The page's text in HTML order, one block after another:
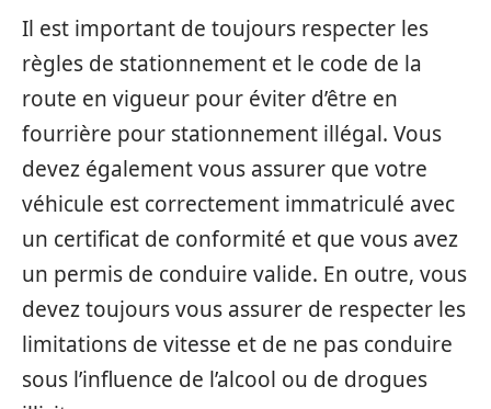
Il est important de toujours respecter les
règles de stationnement et le code de la
route en vigueur pour éviter d’être en
fourrière pour stationnement illégal. Vous
devez également vous assurer que votre
véhicule est correctement immatriculé avec
un certificat de conformité et que vous avez
un permis de conduire valide. En outre, vous
devez toujours vous assurer de respecter les
limitations de vitesse et de ne pas conduire
sous l’influence de l’alcool ou de drogues